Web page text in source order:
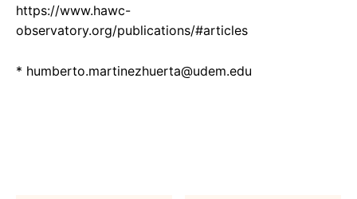
https://www.hawc-
observatory.org/publications/#articles
* humberto.martinezhuerta@udem.edu